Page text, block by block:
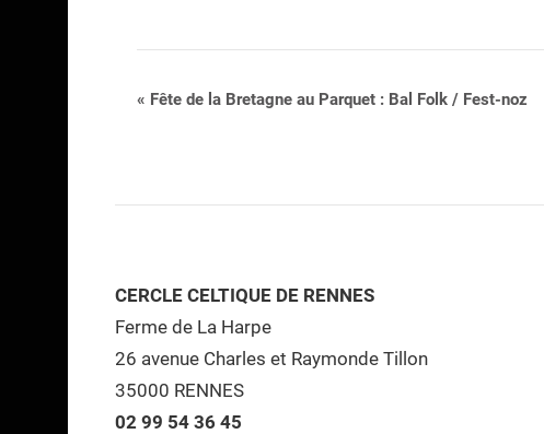
Navigation
« Fête de la Bretagne au Parquet : Bal Folk / Fest-noz
CERCLE CELTIQUE DE RENNES
Ferme de La Harpe
26 avenue Charles et Raymonde Tillon
35000 RENNES
02 99 54 36 45